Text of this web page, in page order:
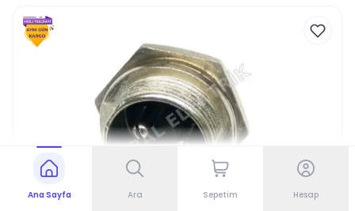
Ana Sayfa Ara Sepetim Hesap